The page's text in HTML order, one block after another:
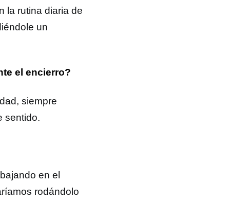
la rutina diaria de
un
el encierro?
siempre
sentido.
en el
rodándolo